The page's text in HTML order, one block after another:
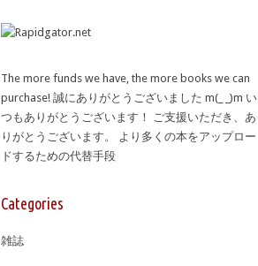
The more funds we have, the more books we can
purchase! 誠にありがとうございました m(_ _)m い
つもありがとうございます！ ご支援いただき、あ
りがとうございます。 より多くの本をアップロー
ドするための代替手段
Categories
雑誌